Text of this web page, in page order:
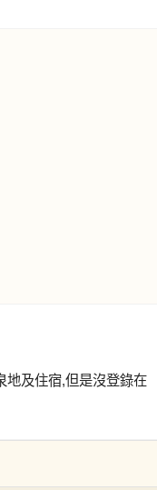
地及住宿,但是沒登錄在